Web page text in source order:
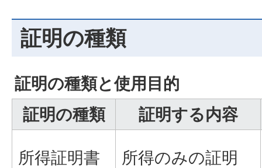
証明の種類
証明の種類と使用目的
証明の種類
証明する内容
所得証明書 所得のみの証明